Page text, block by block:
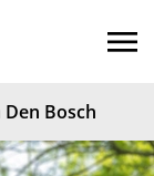
Bosch